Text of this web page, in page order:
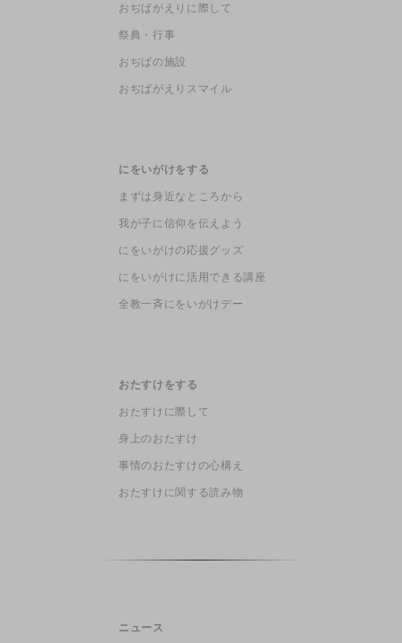
おぢばがえりに際して
祭典・行事
おぢばの施設
おぢばがえりスマイル
にをいがけをする
まずは身近なところから
我が子に信仰を伝えよう
にをいがけの応援グッズ
にをいがけに活用できる講座
全教一斉にをいがけデー
おたすけをする
おたすけに際して
身上のおたすけ
事情のおたすけの心構え
おたすけに関する読み物
ニュース